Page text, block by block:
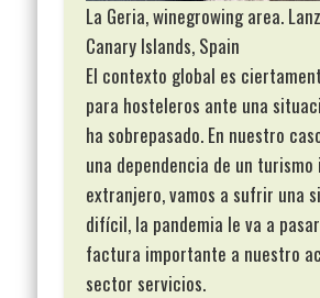
La Geria, winegrowing area.
Canary Islands, Spain
El contexto global es
para hosteleros ante una
ha sobrepasado. En nuestro
una dependencia de un
extranjero, vamos a sufrir una
difícil, la pandemia le va a
factura importante a nuestro
sector servicios.